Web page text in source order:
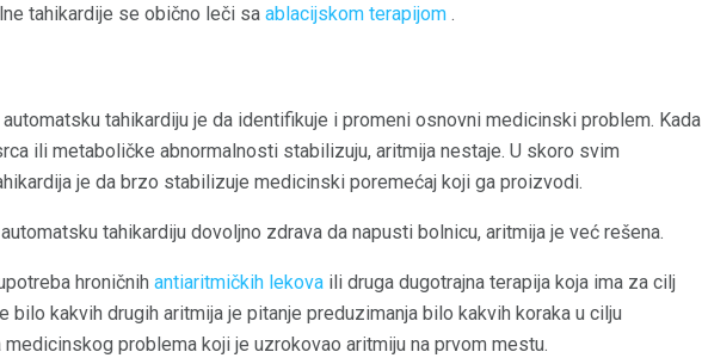
tahikardije se obično leči sa ablacijskom terapijom .
tahikardiju je da identifikuje i promeni osnovni medicinski problem. Kada
ili metaboličke abnormalnosti stabilizuju, aritmija nestaje. U skoro svim
je da brzo stabilizuje medicinski poremećaj koji ga proizvodi.
tahikardiju dovoljno zdrava da napusti bolnicu, aritmija je već rešena.
hroničnih antiaritmičkih lekova ili druga dugotrajna terapija koja ima za cilj
bilo kakvih drugih aritmija je pitanje preduzimanja bilo kakvih koraka u cilju
problema koji je uzrokovao aritmiju na prvom mestu.